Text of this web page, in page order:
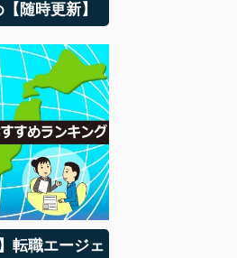
随時更新】
転職エージェ